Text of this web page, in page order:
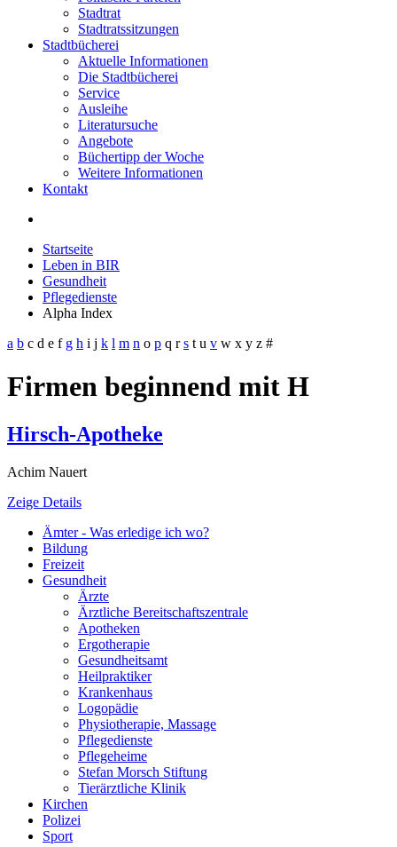
Stadtrat
Stadtratssitzungen
Stadtbücherei
Aktuelle Informationen
Die Stadtbücherei
Service
Ausleihe
Literatursuche
Angebote
Büchertipp der Woche
Weitere Informationen
Kontakt
Startseite
Leben in BIR
Gesundheit
Pflegedienste
Alpha Index
a b c d e f g h i j k l m n o p q r s t u v w x y z #
Firmen beginnend mit H
Hirsch-Apotheke
Achim Nauert
Zeige Details
Ämter - Was erledige ich wo?
Bildung
Freizeit
Gesundheit
Ärzte
Ärztliche Bereitschaftszentrale
Apotheken
Ergotherapie
Gesundheitsamt
Heilpraktiker
Krankenhaus
Logopädie
Physiotherapie, Massage
Pflegedienste
Pflegeheime
Stefan Morsch Stiftung
Tierärztliche Klinik
Kirchen
Polizei
Sport